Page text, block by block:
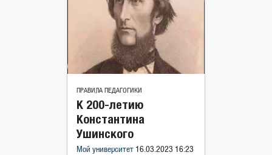
ПРАВИЛА ПЕДАГОГИКИ
К 200-летию
Константина
Ушинского
Мой университет 16.03.2023 16:23